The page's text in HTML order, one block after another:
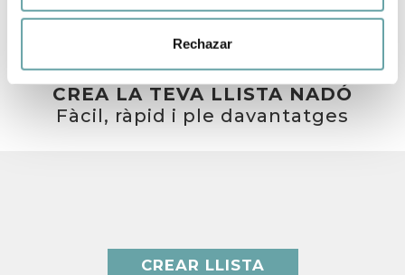
Rechazar
CREA LA TEVA LLISTA NADÓ
Fàcil, ràpid i ple davantatges
CREAR LLISTA